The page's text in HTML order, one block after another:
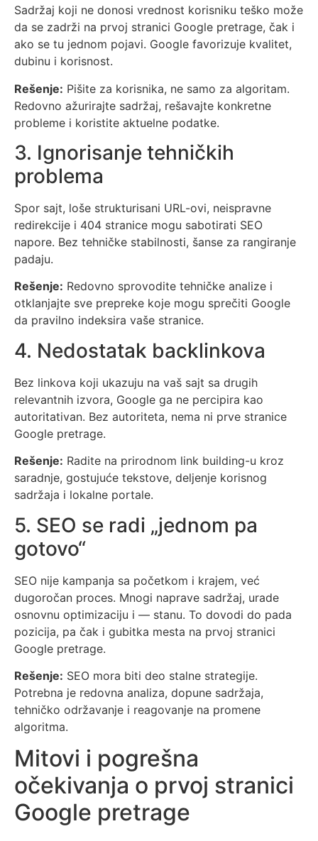
Sadržaj koji ne donosi vrednost korisniku teško može
da se zadrži na prvoj stranici Google pretrage, čak i
ako se tu jednom pojavi. Google favorizuje kvalitet,
dubinu i korisnost.
Rešenje: Pišite za korisnika, ne samo za algoritam.
Redovno ažurirajte sadržaj, rešavajte konkretne
probleme i koristite aktuelne podatke.
3. Ignorisanje tehničkih
problema
Spor sajt, loše strukturisani URL-ovi, neispravne
redirekcije i 404 stranice mogu sabotirati SEO
napore. Bez tehničke stabilnosti, šanse za rangiranje
padaju.
Rešenje: Redovno sprovodite tehničke analize i
otklanjajte sve prepreke koje mogu sprečiti Google
da pravilno indeksira vaše stranice.
4. Nedostatak backlinkova
Bez linkova koji ukazuju na vaš sajt sa drugih
relevantnih izvora, Google ga ne percipira kao
autoritativan. Bez autoriteta, nema ni prve stranice
Google pretrage.
Rešenje: Radite na prirodnom link building-u kroz
saradnje, gostujuće tekstove, deljenje korisnog
sadržaja i lokalne portale.
5. SEO se radi „jednom pa
gotovo“
SEO nije kampanja sa početkom i krajem, već
dugoročan proces. Mnogi naprave sadržaj, urade
osnovnu optimizaciju i — stanu. To dovodi do pada
pozicija, pa čak i gubitka mesta na prvoj stranici
Google pretrage.
Rešenje: SEO mora biti deo stalne strategije.
Potrebna je redovna analiza, dopune sadržaja,
tehničko održavanje i reagovanje na promene
algoritma.
Mitovi i pogrešna
očekivanja o prvoj stranici
Google pretrage